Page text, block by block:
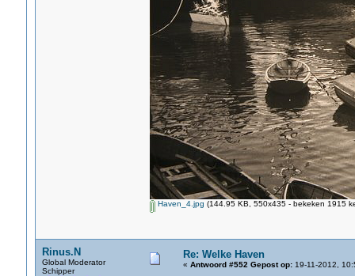
Haven_4.jpg (144.95 KB, 550x435 - bekeken 1915
Rinus.N
Global Moderator
Schipper
Re: Welke Haven
« Antwoord #552 Gepost op:19-11-2012,